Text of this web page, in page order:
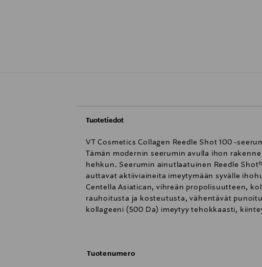
Tuotetiedot
VT Cosmetics Collagen Reedle Shot 100 -
Tämän modernin seerumin avulla ihon
hehkun. Seerumin ainutlaatuinen Reedle
auttavat aktiiviaineita imeytymään syvälle
Centella Asiatican, vihreän propolisuutteen,
rauhoitusta ja kosteutusta, vähentävät
kollageeni (500 Da) imeytyy tehokkaasti,
testattu, joten se sopii kaikille ihotyypeille,
aikana on luonnollinen reaktio, joka johtuu
Tuotenumero